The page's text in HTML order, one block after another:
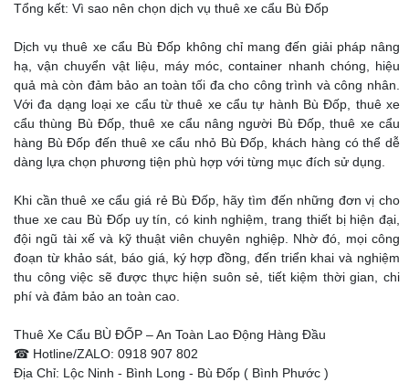
Tổng kết: Vì sao nên chọn dịch vụ thuê xe cẩu Bù Đốp
Dịch vụ thuê xe cẩu Bù Đốp không chỉ mang đến giải pháp nâng
hạ, vận chuyển vật liệu, máy móc, container nhanh chóng, hiệu
quả mà còn đảm bảo an toàn tối đa cho công trình và công nhân.
Với đa dạng loại xe cẩu từ thuê xe cẩu tự hành Bù Đốp, thuê xe
cẩu thùng Bù Đốp, thuê xe cẩu nâng người Bù Đốp, thuê xe cẩu
hàng Bù Đốp đến thuê xe cẩu nhỏ Bù Đốp, khách hàng có thể dễ
dàng lựa chọn phương tiện phù hợp với từng mục đích sử dụng.
Khi cần thuê xe cẩu giá rẻ Bù Đốp, hãy tìm đến những đơn vị cho
thue xe cau Bù Đốp uy tín, có kinh nghiệm, trang thiết bị hiện đại,
đội ngũ tài xế và kỹ thuật viên chuyên nghiệp. Nhờ đó, mọi công
đoạn từ khảo sát, báo giá, ký hợp đồng, đến triển khai và nghiệm
thu công việc sẽ được thực hiện suôn sẻ, tiết kiệm thời gian, chi
phí và đảm bảo an toàn cao.
Thuê Xe Cẩu BÙ ĐỐP – An Toàn Lao Động Hàng Đầu
☎ Hotline/ZALO: 0918 907 802
Địa Chỉ: Lộc Ninh - Bình Long - Bù Đốp ( Bình Phước )